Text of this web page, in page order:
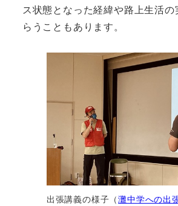
ス状態となった経緯や路上生活
らうこともあります。
出張講義の様子（灘中学への出